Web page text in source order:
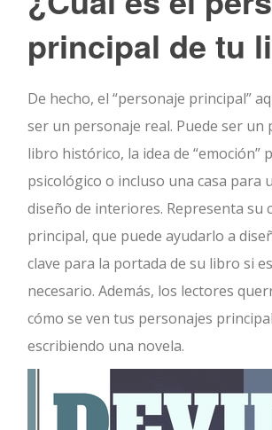
principal de tu
De hecho, el “personaje principal”
ser un personaje real. Puede ser un
libro histórico, la idea de “emoción”
psicológico o incluso una casa para
diseño de interiores. Representa su
principal, que puede ayudarlo a
clave para la portada de su libro si es
necesario. Además, los lectores
cómo se ven tus personajes
escribiendo una novela.